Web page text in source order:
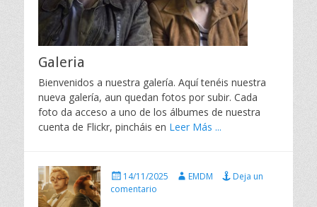
Galeria
Bienvenidos a nuestra galería. Aquí tenéis nuestra
nueva galería, aun quedan fotos por subir. Cada
foto da acceso a uno de los álbumes de nuestra
cuenta de Flickr, pincháis en Leer Más ...
P
u
14/11/2025
A
EMDM
Deja un
comentario